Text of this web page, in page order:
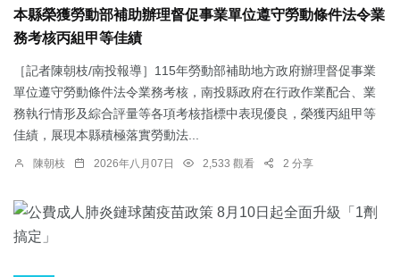
本縣榮獲勞動部補助辦理督促事業單位遵守勞動條件法令業
務考核丙組甲等佳績
［記者陳朝枝/南投報導］115年勞動部補助地方政府辦理督促事業
單位遵守勞動條件法令業務考核，南投縣政府在行政作業配合、業
務執行情形及綜合評量等各項考核指標中表現優良，榮獲丙組甲等
佳績，展現本縣積極落實勞動法...
陳朝枝 2026年八月07日 2,533 觀看 2 分享